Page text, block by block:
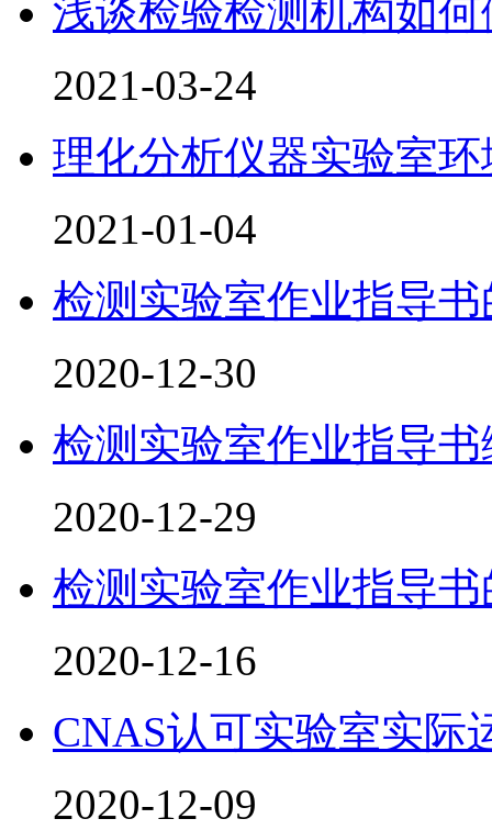
浅谈检验检测机构如
2021-03-24
理化分析仪器实验室
2021-01-04
检测实验室作业指导
2020-12-30
检测实验室作业指导
2020-12-29
检测实验室作业指导
2020-12-16
CNAS认可实验室实际
2020-12-09